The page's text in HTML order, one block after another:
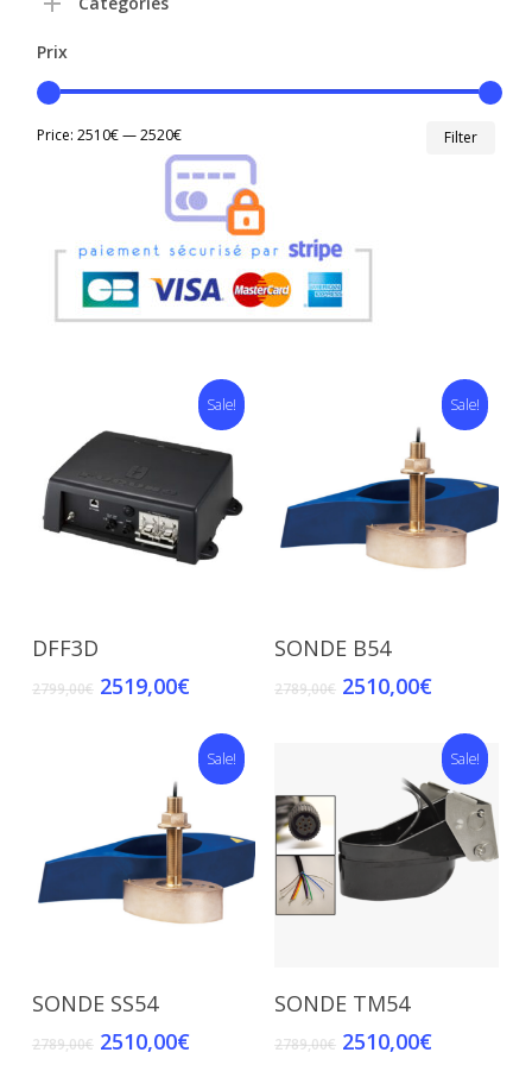
Prix
Filter
Price: 2510€—2520€
Sale!
DFF3D
2799,00€ 2519,00€
Sale!
Add To Cart
SONDE B54
2789,00€ 2510,00€
Sale!
Add To Cart
SONDE SS54
2789,00€ 2510,00€
Sale!
Add To Cart
SONDE TM54
2789,00€ 2510,00€